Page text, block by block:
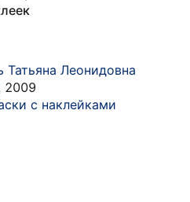
Татьяна Леонидовна
2009
с наклейками